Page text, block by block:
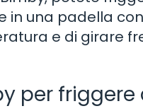
una padella
e di girare
per